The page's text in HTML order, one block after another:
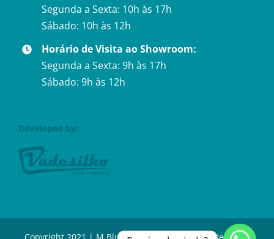
Segunda a Sexta: 10h às 17h
Sábado: 10h às 12h
Horário de Visita ao Showroom:
Segunda a Sexta: 9h às 17h
Sábado: 9h às 12h
Developed by: